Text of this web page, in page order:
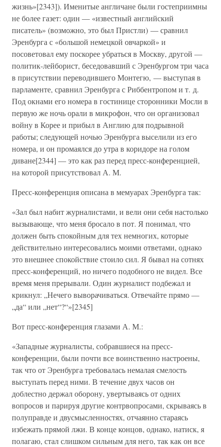
жизнь»[2343]). Именитые англичане были гостеприимны
не более газет: один — «известный английский
писатель» (возможно, это был Пристли) — сравнил
Эренбурга с «большой немецкой овчаркой» и
посоветовал ему поскорее убраться в Москву, другой —
политик-лейборист, беседовавший с Эренбургом три часа
в присутствии переводившего Монтегю, — выступая в
парламенте, сравнил Эренбурга с Риббентропом и т. д.
Под окнами его номера в гостинице сторонники Мосли в
первую же ночь орали в микрофон, что он организовал
войну в Корее и прибыл в Англию для подрывной
работы; следующей ночью Эренбурга выселили из его
номера, и он промаялся до утра в коридоре на голом
диване[2344] — это как раз перед пресс-конференцией,
на которой присутствовал А. М.
Пресс-конференция описана в мемуарах Эренбурга так:
«Зал был набит журналистами, и вели они себя настолько
вызывающе, что меня бросало в пот. Я понимал, что
должен быть спокойным для тех немногих, которые
действительно интересовались моими ответами, однако
это внешнее спокойствие стоило сил. Я бывал на сотнях
пресс-конференций, но ничего подобного не видел. Все
время меня прерывали. Один журналист подбежал и
крикнул: „Нечего выворачиваться. Отвечайте прямо —
„да“ или „нет“?“»[2345]
Вот пресс-конференция глазами А. М.:
«Западные журналисты, собравшиеся на пресс-
конференции, были почти все воинственно настроены,
так что от Эренбурга требовалась немалая смелость
выступать перед ними. В течение двух часов он
доблестно держал оборону, увертываясь от одних
вопросов и парируя другие контрвопросами, скрываясь в
полуправде и двусмысленностях, отчаянно стараясь
избежать прямой лжи. В конце концов, однако, натиск, я
полагаю, стал слишком сильным для него, так как он все